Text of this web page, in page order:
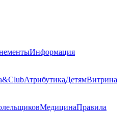
Информация
АтрибутикаДетямВитрина
МедицинаПравила